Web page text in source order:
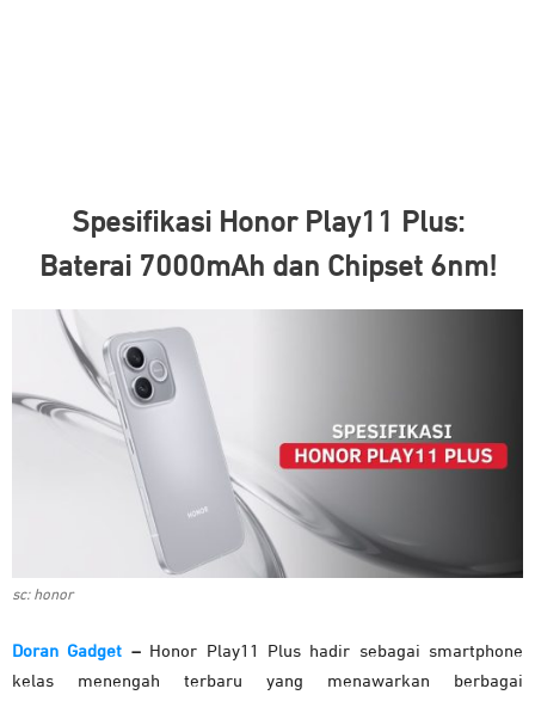
Spesifikasi Honor Play11 Plus:
Baterai 7000mAh dan Chipset 6nm!
sc: honor
Doran Gadget –Honor Play11 Plus hadir sebagai smartphone
kelas menengah terbaru yang menawarkan berbagai